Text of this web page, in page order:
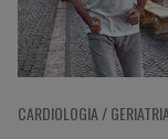
CARDIOLOGIA / GERIATRIA